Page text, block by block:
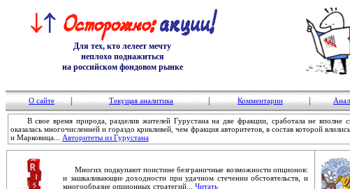
Для тех, кто лелеет мечту
неплохо поднажиться
на российском фондовом рынке
О сайте Текущая аналитика Комментарии
В свое время природа, разделив жителей Гурустана на две фракции, сработала не вполне
оказалась многочисленней и гораздо крикливей, чем фракция авторитетов, в состав которой
и Марковица... Авторитеты из Гурустана
Многих подкупают поистине безграничные возможности опционов:
и зашкаливающие доходности при удачном стечении обстоятельств, и
многообразие опционных стратегий... Читать